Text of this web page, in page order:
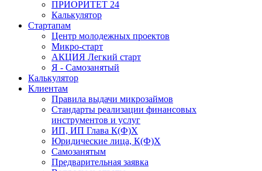
ПРИОРИТЕТ 24
Калькулятор
Стартапам
Центр молодежных проектов
Микро-старт
АКЦИЯ Легкий старт
Я - Самозанятый
Калькулятор
Клиентам
Правила выдачи микрозаймов
Стандарты реализации финансовых
инструментов и услуг
ИП, ИП Глава К(Ф)Х
Юридические лица, К(Ф)Х
Самозанятым
Предварительная заявка